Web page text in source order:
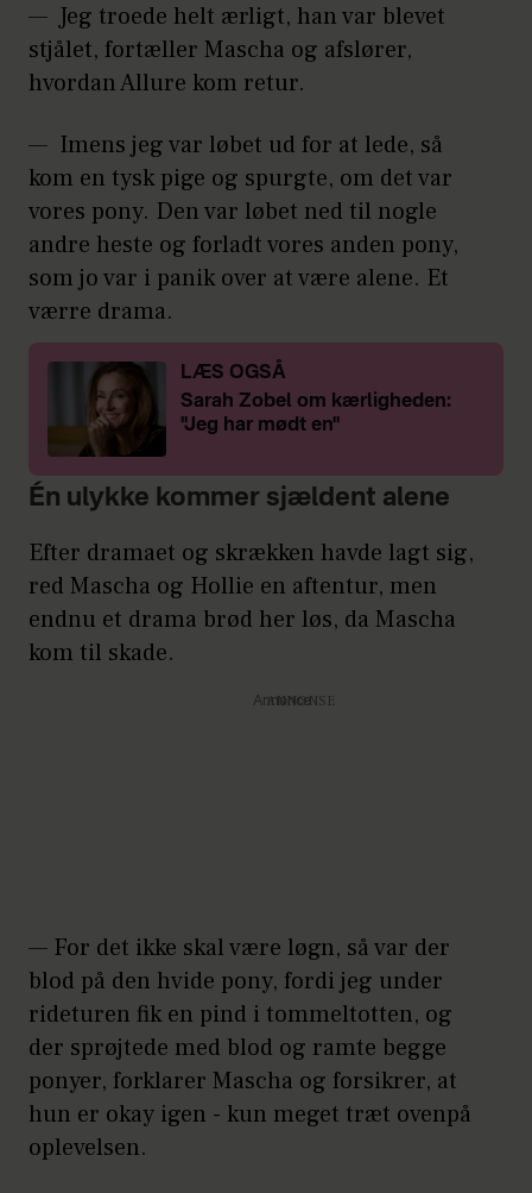
— Jeg troede helt ærligt, han var blevet
stjålet, fortæller Mascha og afslører,
hvordan Allure kom retur.
— Imens jeg var løbet ud for at lede, så
kom en tysk pige og spurgte, om det var
vores pony. Den var løbet ned til nogle
andre heste og forladt vores anden pony,
som jo var i panik over at være alene. Et
værre drama.
LÆS OGSÅ
Sarah Zobel om kærligheden:
"Jeg har mødt en"
Én ulykke kommer sjældent alene
Efter dramaet og skrækken havde lagt sig,
red Mascha og Hollie en aftentur, men
endnu et drama brød her løs, da Mascha
kom til skade.
Annonce
— For det ikke skal være løgn, så var der
blod på den hvide pony, fordi jeg under
rideturen fik en pind i tommeltotten, og
der sprøjtede med blod og ramte begge
ponyer, forklarer Mascha og forsikrer, at
hun er okay igen - kun meget træt ovenpå
oplevelsen.